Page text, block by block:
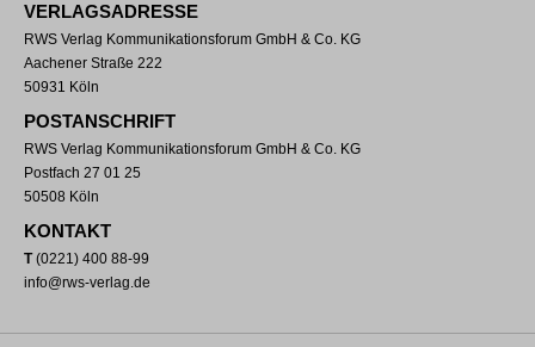
VERLAGSADRESSE
RWS Verlag Kommunikationsforum GmbH & Co. KG
Aachener Straße 222
50931 Köln
POSTANSCHRIFT
RWS Verlag Kommunikationsforum GmbH & Co. KG
Postfach 27 01 25
50508 Köln
KONTAKT
T(0221) 400 88-99
info@rws-verlag.de